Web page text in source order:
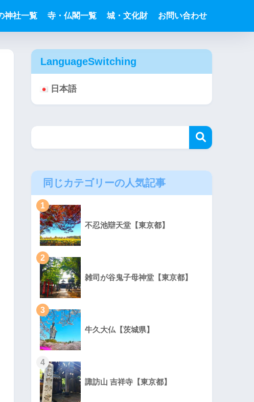
神社一覧 寺・仏閣一覧 城・文化財 お問い合わせ
LanguageSwitching
日本語
同じカテゴリーの人気記事
1
不忍池辯天堂【東京都】
2
雑司が谷鬼子母神堂【東京都】
3
牛久大仏【茨城県】
4
諏訪山 吉祥寺【東京都】